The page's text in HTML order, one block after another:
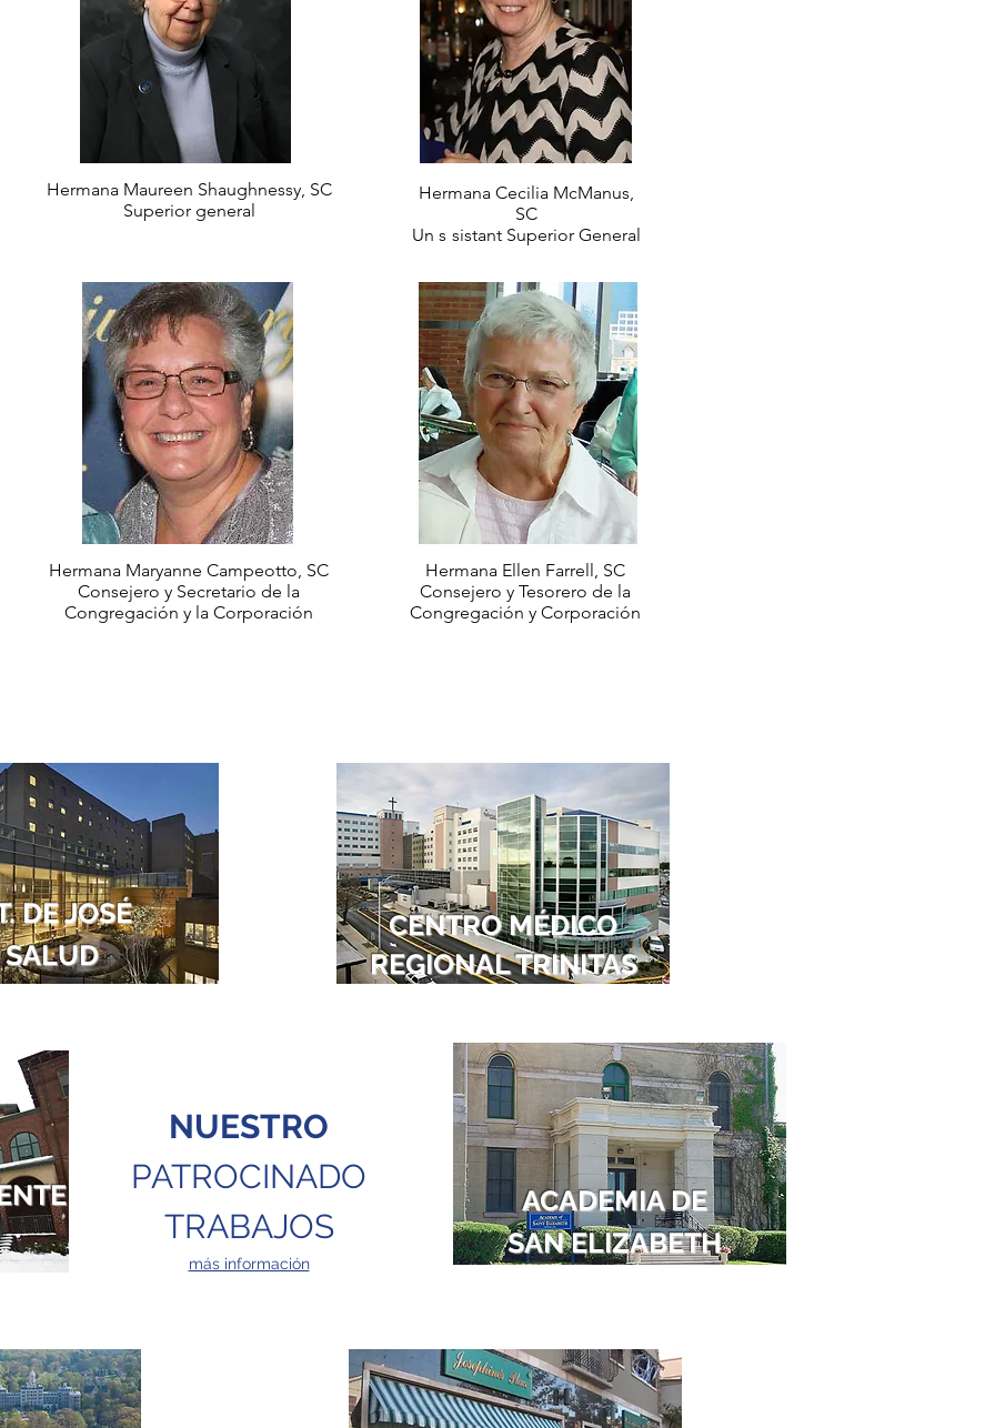
Hermana Maureen Shaughnessy, SC
Superior general
Hermana Maryanne Campeotto, SC
Consejero y Secretario de la
Congregación y la Corporación
Hermana Cecilia McManus,
SC
Uns sistant Superior General
Hermana Ellen Farrell, SC
Consejero y Tesorero de la
Congregación y Corporación
DE JOSÉ
SALUD
CENTRO MÉDICO
REGIONAL TRINITAS
NUESTRO
PATROCINADO
TRABAJOS
más información
ACADEMIA DE
SAN ELIZABETH